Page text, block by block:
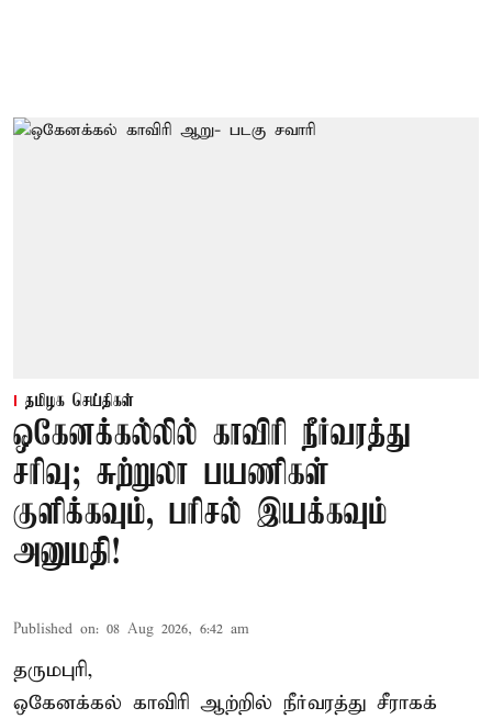
தமிழக செய்திகள்
ஒகேனக்கல்லில் காவிரி நீர்வரத்து
சரிவு; சுற்றுலா பயணிகள்
குளிக்கவும், பரிசல் இயக்கவும்
அனுமதி!
Published on: 08 Aug 2026, 6:42 am
தருமபுரி,
ஒகேனக்கல் காவிரி ஆற்றில் நீர்வரத்து சீராகக்